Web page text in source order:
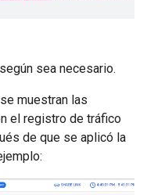
sea necesario.
muestran las
el registro de tráfico
de que se aplicó la